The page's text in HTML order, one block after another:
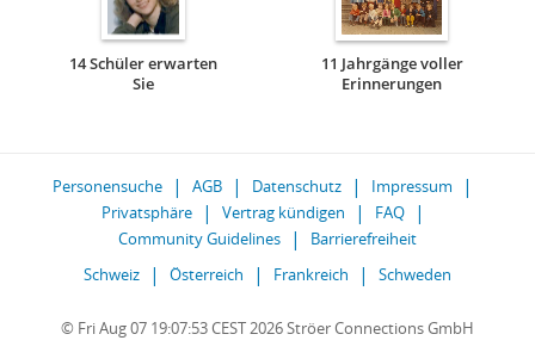
14 Schüler erwarten
Sie
11 Jahrgänge voller
Erinnerungen
Personensuche AGB Datenschutz
Impressum
Privatsphäre
Vertrag kündigen
FAQ
Community Guidelines
Barrierefreiheit
Schweiz
Österreich Frankreich Schweden
© Fri Aug 07 19:07:53 CEST 2026 Ströer Connections GmbH